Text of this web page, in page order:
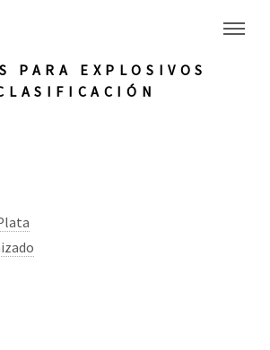
PARA EXPLOSIVOS